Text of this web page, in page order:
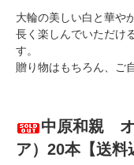
大輪の美しい白と華や
長く楽しんでいただけ
す。
贈り物はもちろん、ご
中原和親 オ
ア）20本【送料